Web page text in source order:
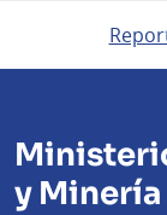
y Minería